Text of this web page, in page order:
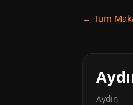
← Tum
Aydın